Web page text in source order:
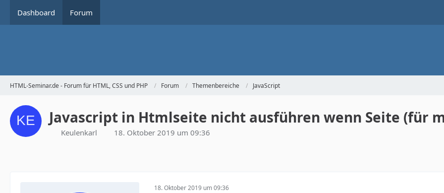
Dashboard Forum
HTML-Seminar.de - Forum für HTML, CSS und PHP Forum Themenbereiche JavaScript
Javascript in Htmlseite nicht ausführen wenn Seite (für
Keulenkarl 18. Oktober 2019 um 09:36
18. Oktober 2019 um 09:36